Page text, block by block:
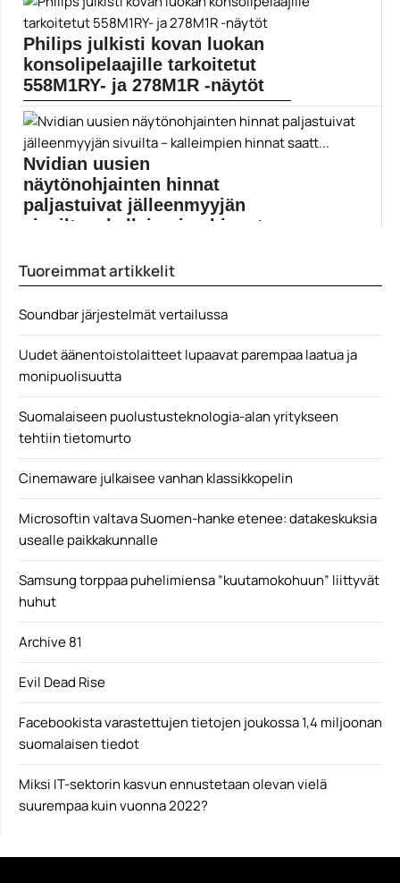
ATX
Philips julkisti kovan luokan
konsolipelaajille tarkoitetut
558M1RY- ja 278M1R -näytöt
Philipsin Momentum-tuoteperheeseen
kuuluvat 558M1RY- ja 278M1R -näytöt on tarkoitettu...
pelinäytöt
Nvidian uusien
näytönohjainten hinnat
paljastuivat jälleenmyyjän
sivuilta – kalleimpien hinnat
Nvidia esitteli vastikään uudet GeForce RTX 3000 -
Geforce RTX 3000
Tuoreimmat artikkelit
Soundbar järjestelmät vertailussa
Uudet äänentoistolaitteet lupaavat parempaa laatua ja
monipuolisuutta
Suomalaiseen puolustusteknologia-alan yritykseen
tehtiin tietomurto
Cinemaware julkaisee vanhan klassikkopelin
Microsoftin valtava Suomen-hanke etenee: datakeskuksia
usealle paikkakunnalle
Samsung torppaa puhelimiensa ”kuutamokohuun” liittyvät
huhut
Archive 81
Evil Dead Rise
Facebookista varastettujen tietojen joukossa 1,4 miljoonan
suomalaisen tiedot
Miksi IT-sektorin kasvun ennustetaan olevan vielä
suurempaa kuin vuonna 2022?